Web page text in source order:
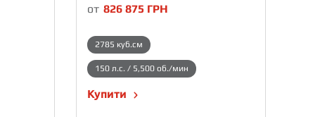
от 826 875 ГРН
2785 куб.см
150 л.с. / 5,500 об./мин
Купити